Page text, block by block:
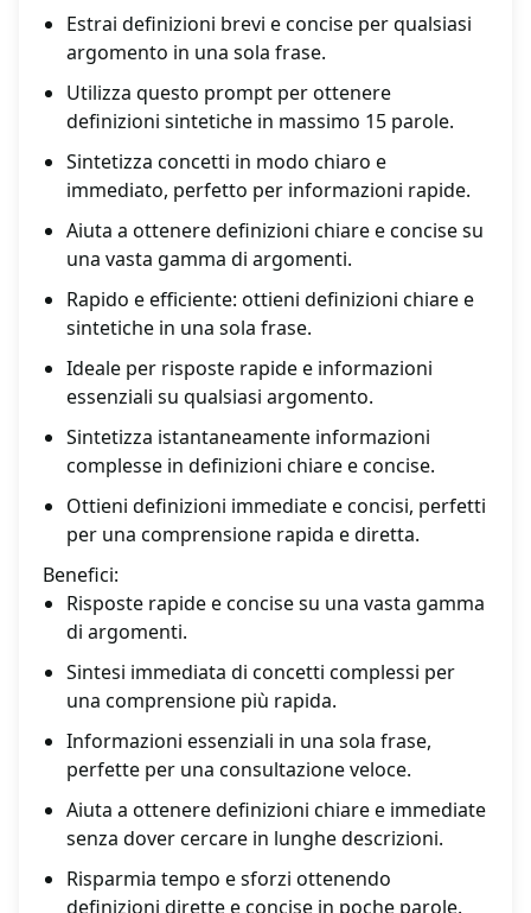
Estrai definizioni brevi e concise per qualsiasi
argomento in una sola frase.
Utilizza questo prompt per ottenere
definizioni sintetiche in massimo 15 parole.
Sintetizza concetti in modo chiaro e
immediato, perfetto per informazioni rapide.
Aiuta a ottenere definizioni chiare e concise su
una vasta gamma di argomenti.
Rapido e efficiente: ottieni definizioni chiare e
sintetiche in una sola frase.
Ideale per risposte rapide e informazioni
essenziali su qualsiasi argomento.
Sintetizza istantaneamente informazioni
complesse in definizioni chiare e concise.
Ottieni definizioni immediate e concisi, perfetti
per una comprensione rapida e diretta.
Benefici:
Risposte rapide e concise su una vasta gamma
di argomenti.
Sintesi immediata di concetti complessi per
una comprensione più rapida.
Informazioni essenziali in una sola frase,
perfette per una consultazione veloce.
Aiuta a ottenere definizioni chiare e immediate
senza dover cercare in lunghe descrizioni.
Risparmia tempo e sforzi ottenendo
definizioni dirette e concise in poche parole.